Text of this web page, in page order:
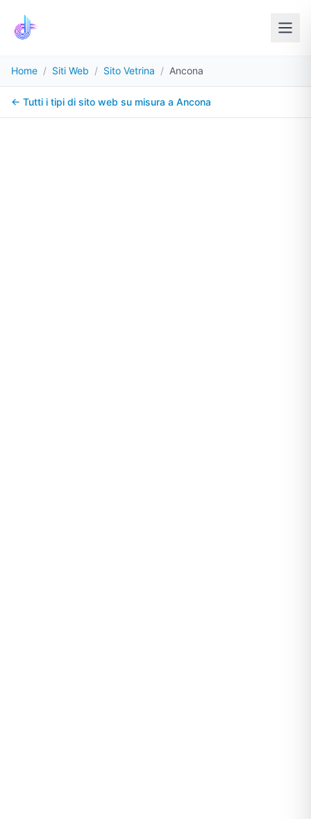
Home / Siti Web / Sito Vetrina / Ancona
← Tutti i tipi di sito web su misura a Ancona